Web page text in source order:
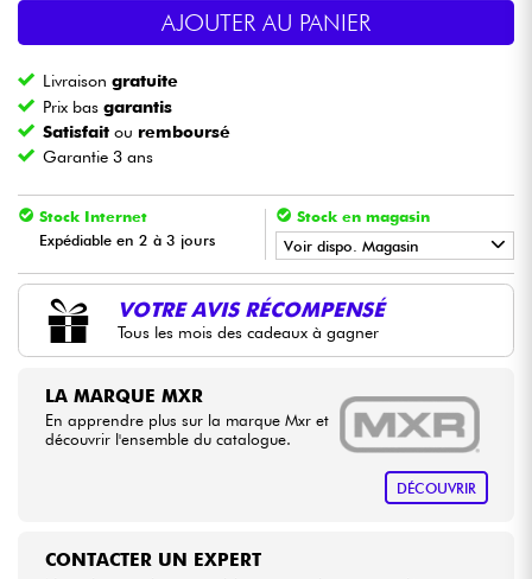
Vents
Eveil Musical
Câbles & Access.
Packs
AJOUTER AU PANIER
Livraisongratuite
Prix basgarantis
Satisfait ou remboursé
Garantie 3 ans
Stock Internet
Expédiable en 2 à 3 jours
Stock en magasin
Voir dispo. Magasin
• Star'SMusicBORDEAUX
• Star SMusic
MusicBRUXELLES
• MusicLILLE
LYON
VOTRE AVIS RÉCOMPENSÉ
Tous les mois des cadeaux à gagner
LA MARQUE MXR
En apprendre plus sur la marque Mxr et
découvrir l'ensemble du catalogue.
DÉCOUVRIR
CONTACTER UN EXPERT